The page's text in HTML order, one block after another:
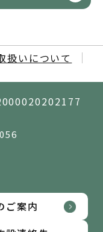
扱いについて
ご案内